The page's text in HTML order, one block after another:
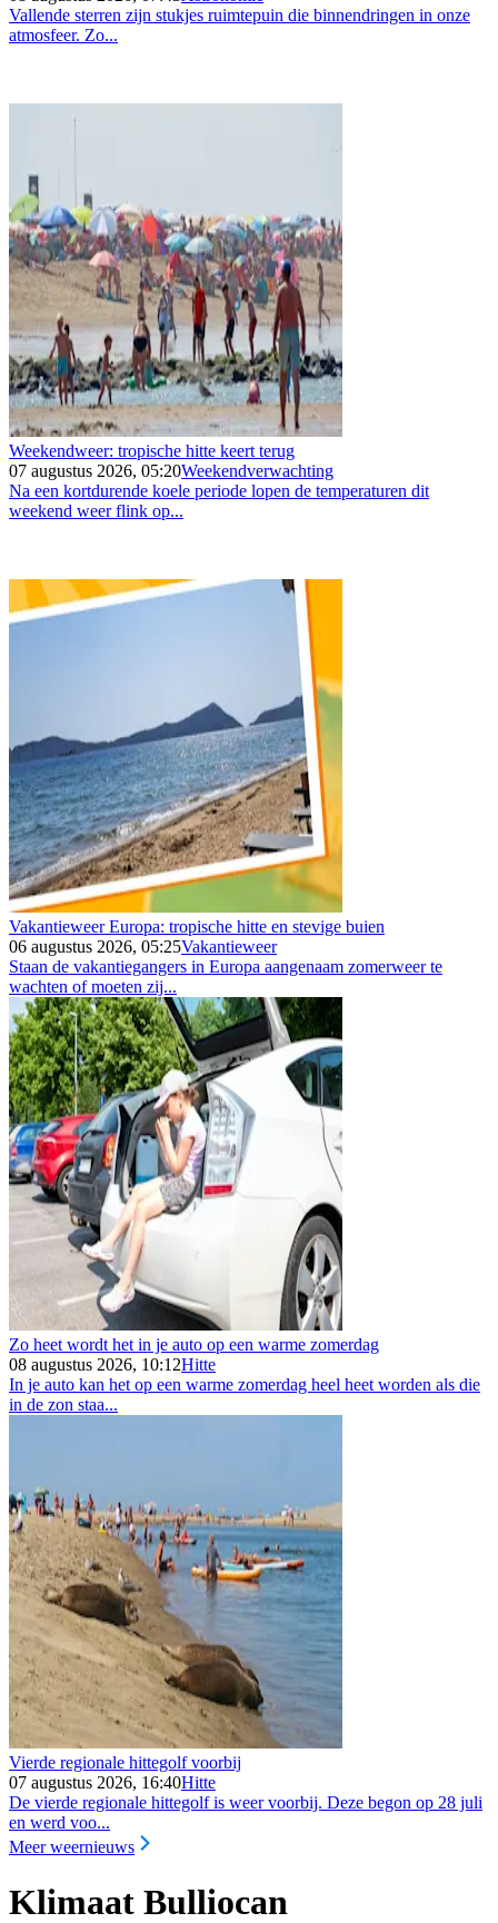
Vallende sterren zijn stukjes ruimtepuin die binnendringen in onze
atmosfeer. Zo...
Weekendweer: tropische hitte keert terug
07 augustus 2026, 05:20Weekendverwachting
Na een kortdurende koele periode lopen de temperaturen dit
weekend weer flink op...
Vakantieweer Europa: tropische hitte en stevige buien
06 augustus 2026, 05:25Vakantieweer
Staan de vakantiegangers in Europa aangenaam zomerweer te
wachten of moeten zij...
Zo heet wordt het in je auto op een warme zomerdag
08 augustus 2026, 10:12Hitte
In je auto kan het op een warme zomerdag heel heet worden als die
in de zon staa...
Vierde regionale hittegolf voorbij
07 augustus 2026, 16:40Hitte
De vierde regionale hittegolf is weer voorbij. Deze begon op 28 juli
en werd voo...
Meer weernieuws
Klimaat Bulliocan